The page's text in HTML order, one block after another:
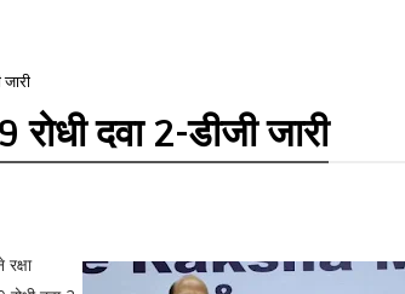
दवा 2-डीजी जारी